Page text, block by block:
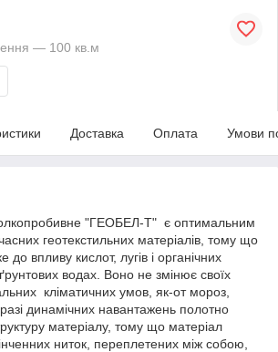
— 100 кв.м
Доставка Оплата Умови
"ГЕОБЕЛ-Т" є оптимальним
геотекстильних матеріалів, тому що
до впливу кислот, лугів і органічних
водах. Воно не змінює своїх
кліматичних умов, як-от мороз,
динамічних навантажень полотно
матеріалу, тому що матеріал
ниток, переплетених між собою,